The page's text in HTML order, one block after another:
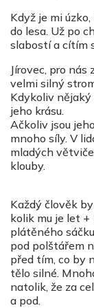
Když je mi
do lesa. Už po
slabostí a cítím
Jírovec, pro
velmi silný
Kdykoliv
jeho krásu.
Ačkoliv jsou
mnoho síly. V
mladých
klouby.
Každý člověk
kolik mu je let +
plátěného
pod polštářem
před tím, co by
tělo silné.
natolik, že za
a pod.